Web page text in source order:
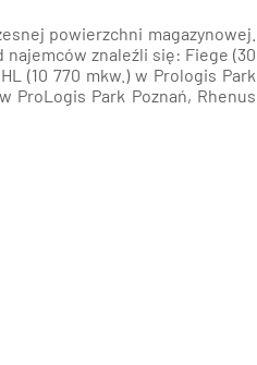
powierzchni magazynowej.
najemców znaleźli się: Fiege (30
(10 770 mkw.) w Prologis Park
ProLogis Park Poznań, Rhenus